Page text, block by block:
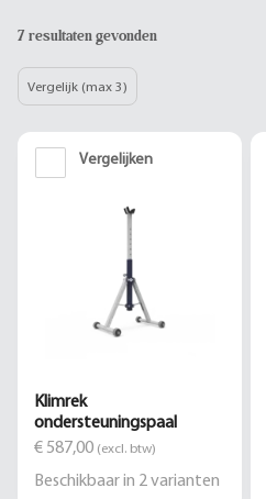
7 resultaten gevonden
Vergelijk (max 3)
Vergelijken
Klimrek
ondersteuningspaal
€ 587,00 (excl. btw)
Beschikbaar in 2varianten